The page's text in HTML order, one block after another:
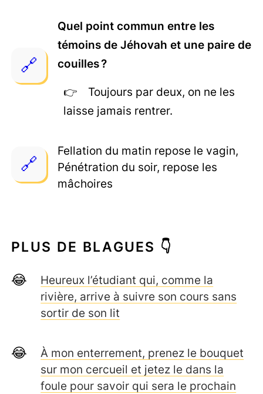
Quel point commun entre les
témoins de Jéhovah et une paire de
couilles ?
Toujours par deux, on ne les
laisse jamais rentrer.
Fellation du matin repose le vagin,
Pénétration du soir, repose les
mâchoires
PLUS DE BLAGUES 👇
Heureux l’étudiant qui, comme la
rivière, arrive à suivre son cours sans
sortir de son lit
À mon enterrement, prenez le bouquet
sur mon cercueil et jetez le dans la
foule pour savoir qui sera le prochain